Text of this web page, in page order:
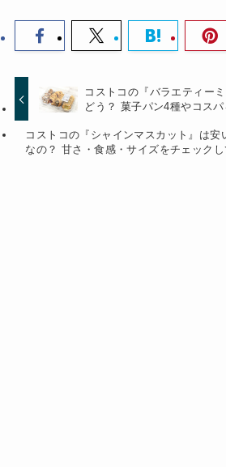
コストコの『バラエティー
どう？ 菓子パン4種やコス
コストコの『シャインマスカット』は安
なの？ 甘さ・食感・サイズをチェックし